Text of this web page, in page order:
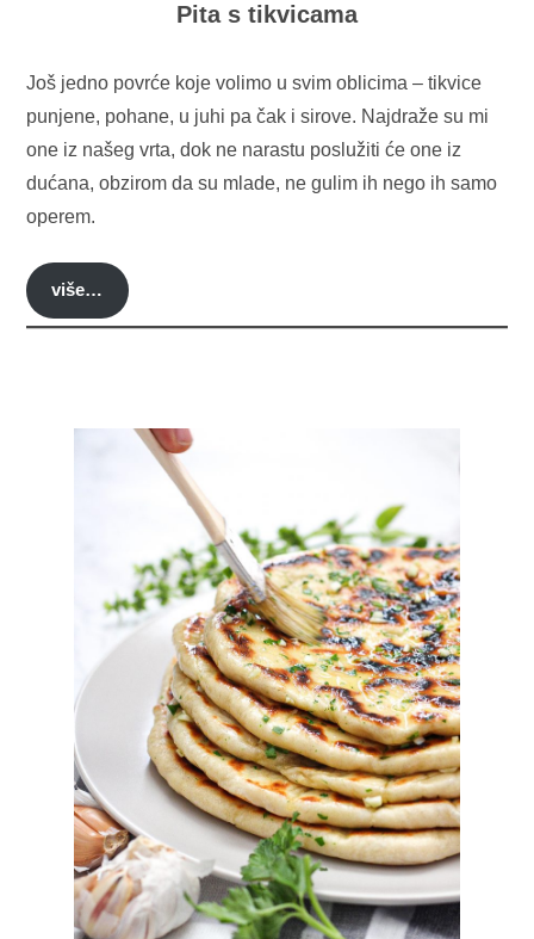
Pita s tikvicama
Još jedno povrće koje volimo u svim oblicima – tikvice
punjene, pohane, u juhi pa čak i sirove. Najdraže su mi
one iz našeg vrta, dok ne narastu poslužiti će one iz
dućana, obzirom da su mlade, ne gulim ih nego ih samo
operem.
više…